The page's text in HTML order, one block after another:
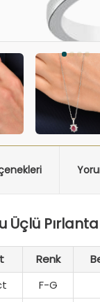
Üçlü
Renk
F-G